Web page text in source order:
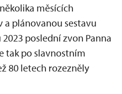
měsících
a plánovanou sestavu
poslední zvon Panna
tak po slavnostním
80 letech rozezněly